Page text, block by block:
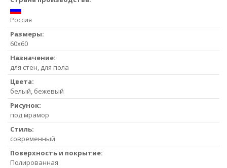
Россия
Размеры:
60x60
Назначение:
для стен, для пола
Цвета:
белый, бежевый
Рисунок:
под мрамор
Стиль:
современный
Поверхность и покрытие:
Полированная